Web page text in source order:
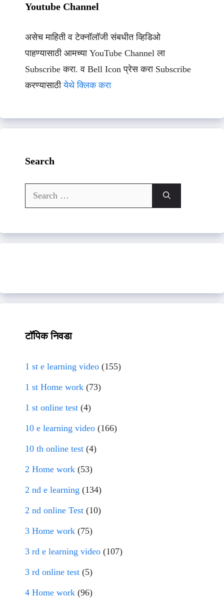
Youtube Channel
असेच माहिती व टेक्नॉलॉजी संबधीत व्हिडिओ
पाहण्यासाठी आमच्या YouTube Channel ला
Subscribe करा. व Bell Icon प्रेस करा Subscribe
करण्यासाठीयेथे क्लिक करा
Search
Search
for:
टॉपिक निवडा
1 st e learning video (155)
1 st Home work (73)
1 st online test (4)
10 e learning video (166)
10 th online test (4)
2 Home work (53)
2 nd e learning (134)
2 nd online Test (10)
3 Home work (75)
3 rd e learning video (107)
3 rd online test (5)
4 Home work (96)